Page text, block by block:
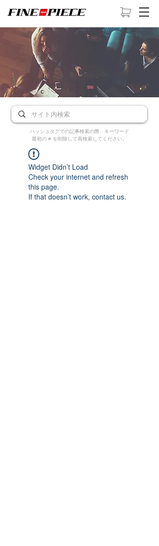
ハッシュタグでの記事検索の際、キーワード
最初の # を削除して再検索してください。
Widget Didn’t Load
Check your internet and refresh
this page.
If that doesn’t work, contact us.